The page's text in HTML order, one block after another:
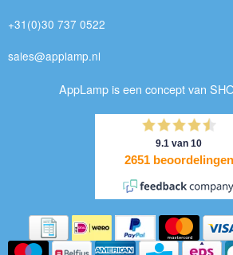
+31(0)30 737 0522
sales@applamp.nl
AppLamp is een concept van